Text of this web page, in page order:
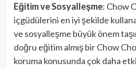
Eğitim ve Sosyalleşme: Chow
içgüdülerini en iyi şekilde
ve sosyalleşme büyük önem
doğru eğitim almış bir Chow
koruma konusunda çok daha